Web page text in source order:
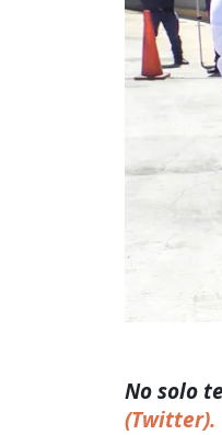
No solo
(Twitter).